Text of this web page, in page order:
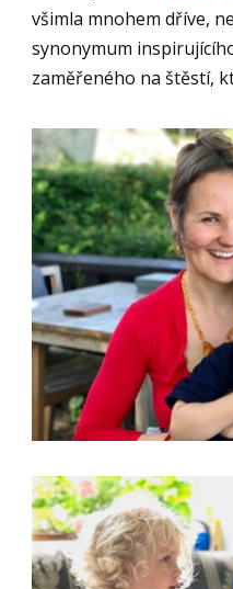
všimla mnohem dříve,
synonymum
zaměřeného na štěstí,